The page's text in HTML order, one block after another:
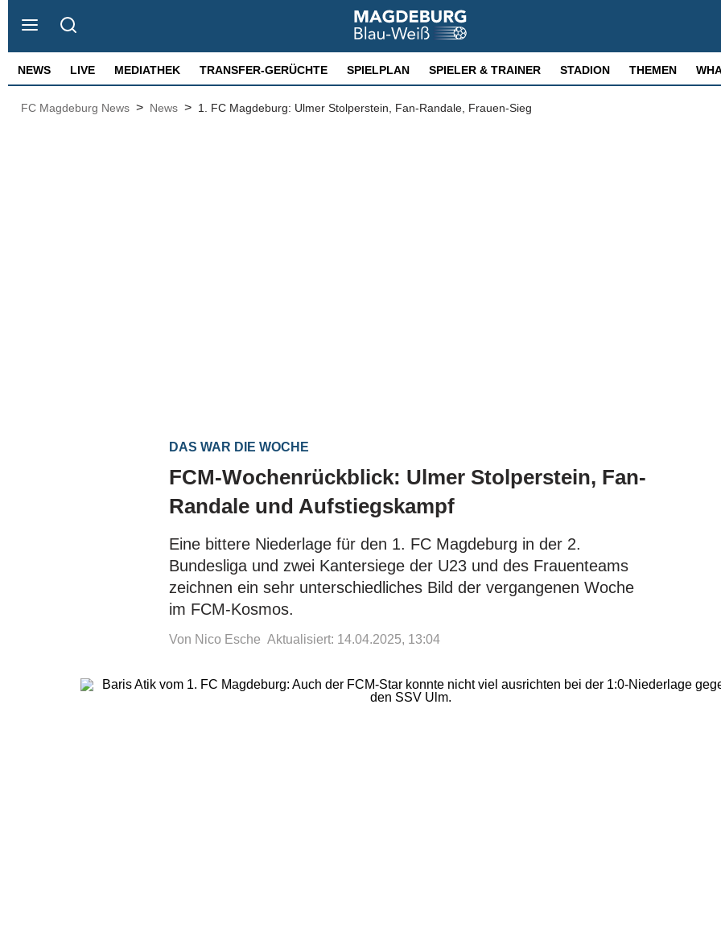
NEWS LIVE MEDIATHEK TRANSFER-GERÜCHTE SPIELPLAN SPIELER & TRAINER STADION THEMEN
FC Magdeburg News > News > 1. FC Magdeburg: Ulmer Stolperstein, Fan-Randale, Frauen-Sieg
DAS WAR DIE WOCHE
FCM-Wochenrückblick: Ulmer Stolperstein, Fan-
Randale und Aufstiegskampf
Eine bittere Niederlage für den 1. FC Magdeburg in der 2.
Bundesliga und zwei Kantersiege der U23 und des Frauenteams
zeichnen ein sehr unterschiedliches Bild der vergangenen Woche
im FCM-Kosmos.
Von Nico Esche Aktualisiert: 14.04.2025, 13:04